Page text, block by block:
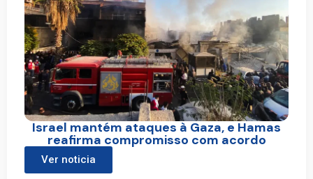
Israel mantém ataques à Gaza, e Hamas
reafirma compromisso com acordo
Ver noticia